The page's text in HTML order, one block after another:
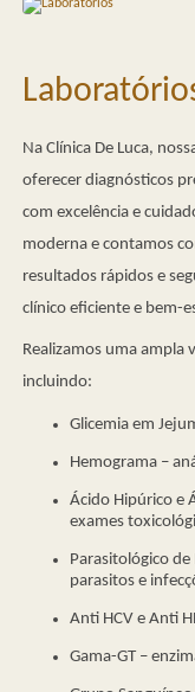
Na Clínica De Luca,
oferecer diagnósticos
com excelência e
moderna e contamos
resultados rápidos e
clínico eficiente e bem-
Realizamos uma ampla
incluindo:
Glicemia em
Hemograma –
Ácido Hipúrico e Ácido Metil Hipúrico – importantes em
exames
Parasitológico de Fezes e Coprocultura – diagnóstico de
parasitos e
Anti HCV e Anti
Gama-GT –